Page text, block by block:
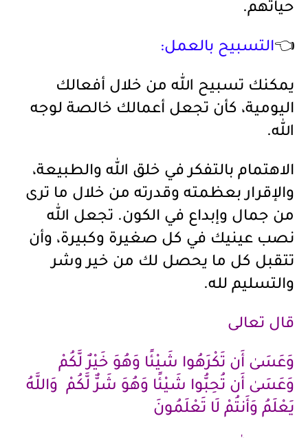
حياتهم.
👈التسبيح بالعمل:
يمكنك تسبيح الله من خلال أفعالك
اليومية، كأن تجعل أعمالك خالصة لوجه
الله.
الاهتمام بالتفكر في خلق الله والطبيعة،
والإقرار بعظمته وقدرته من خلال ما ترى
من جمال وإبداع في الكون. تجعل الله
نصب عينيك في كل صغيرة وكبيرة، وأن
تتقبل كل ما يحصل لك من خير وشر
والتسليم لله.
قال تعالى
وَعَسَىٰ أَن تَكْرَهُوا شَيْئًا وَهُوَ خَيْرٌ لَّكُمْ
وَعَسَىٰ أَن تُحِبُّوا شَيْئًا وَهُوَ شَرٌّ لَّكُمْ وَاللَّهُ
يَعْلَمُ وَأَنتُمْ لَا تَعْلَمُونَ